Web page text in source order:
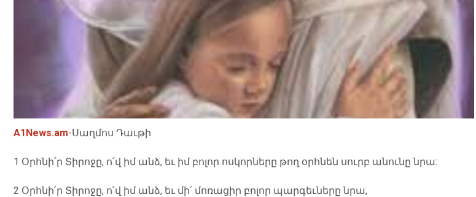
A1News.am-Սաղմոս Դաւթի
1 Օրհնի՛ր Տիրոջը, ո՛վ իմ անձ, եւ իմ բոլոր ոսկորները թող օրհնեն սուրբ անունը նրա:
2 Օրհնի՛ր Տիրոջը, ո՛վ իմ անձ, եւ մի՛ մոռացիր բոլոր պարգեւները նրա,